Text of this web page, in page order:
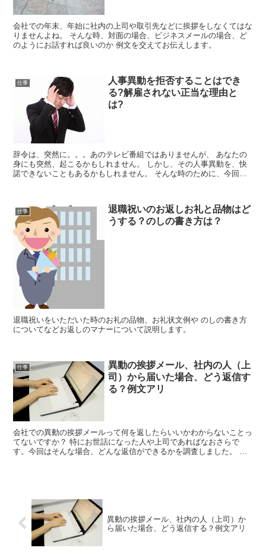
会社での年末、年始に社内の上司や取引先などに挨拶をしなくてはな
りませんよね。 そんな時、対面の場合、ビジネスメールの場合、ど
のようにお話すれば良いのか 例文を交えてお伝えします。
仕事
人事異動を拒否することはでき
る?解雇されない正当な理由と
は?
辞令は、突然に。。。あのテレビ番組ではありませんが、 あなたの
身にも突然、起こるかもしれません。 しかし、その人事異動を、快
諾できないこともあるかもしれません。 そんな時のために、今回
仕事
退職祝いのお返しお礼と品物はど
うする？のしの書き方は？
退職祝いをいただいた時のお礼の品物、お礼状文例や のしの書き方
についてなどお返しのマナーについて説明します。
仕事
異動の挨拶メール、社内の人（上
司）から届いた場合、どう返信す
る？例文アリ
会社での異動の挨拶メールって何を返したらいいかわからないことっ
てないですか？ 特にお世話になった人や上司であればなおさらで
す。今回はそんな場合、どんな返信ができるかを調査しました。 異
異動の挨拶メール、社内の人（上司）か
ら届いた場合、どう返信する？例文アリ